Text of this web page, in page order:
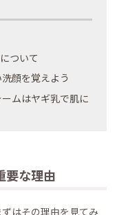
ついて
顔を覚えよう
ムはヤギ乳で肌に
要な理由
はその理由を見てみ